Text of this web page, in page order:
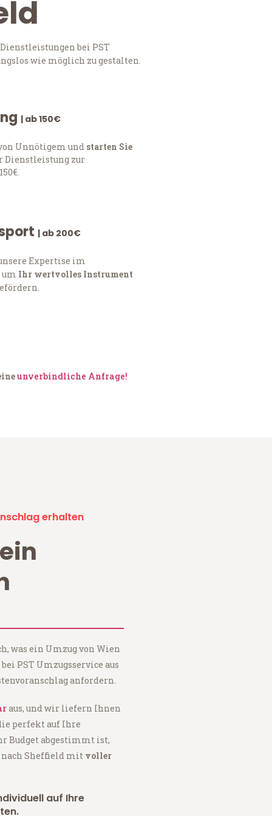
bei PST
wie möglich zu gestalten.
| ab 150€
Unnötigem und starten Sie
Dienstleistung zur
| ab 200€
Expertise im
um Ihr wertvolles Instrument
unverbindliche Anfrage!
erhalten
was ein Umzug von Wien
PST Umzugsservice aus
anfordern.
aus, und wir liefern Ihnen
perfekt auf Ihre
Budget abgestimmt ist,
nach Sheffield mit voller
auf Ihre